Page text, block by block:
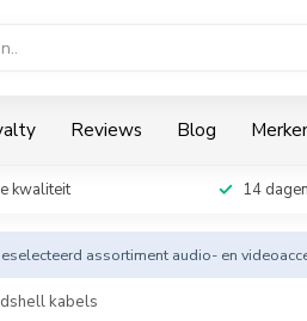
Reviews Blog
kwaliteit 14
assortiment audio- en
kabels